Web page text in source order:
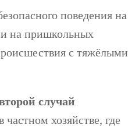
поведения на
на пришкольных
с тяжёлыми
случай
хозяйстве, где